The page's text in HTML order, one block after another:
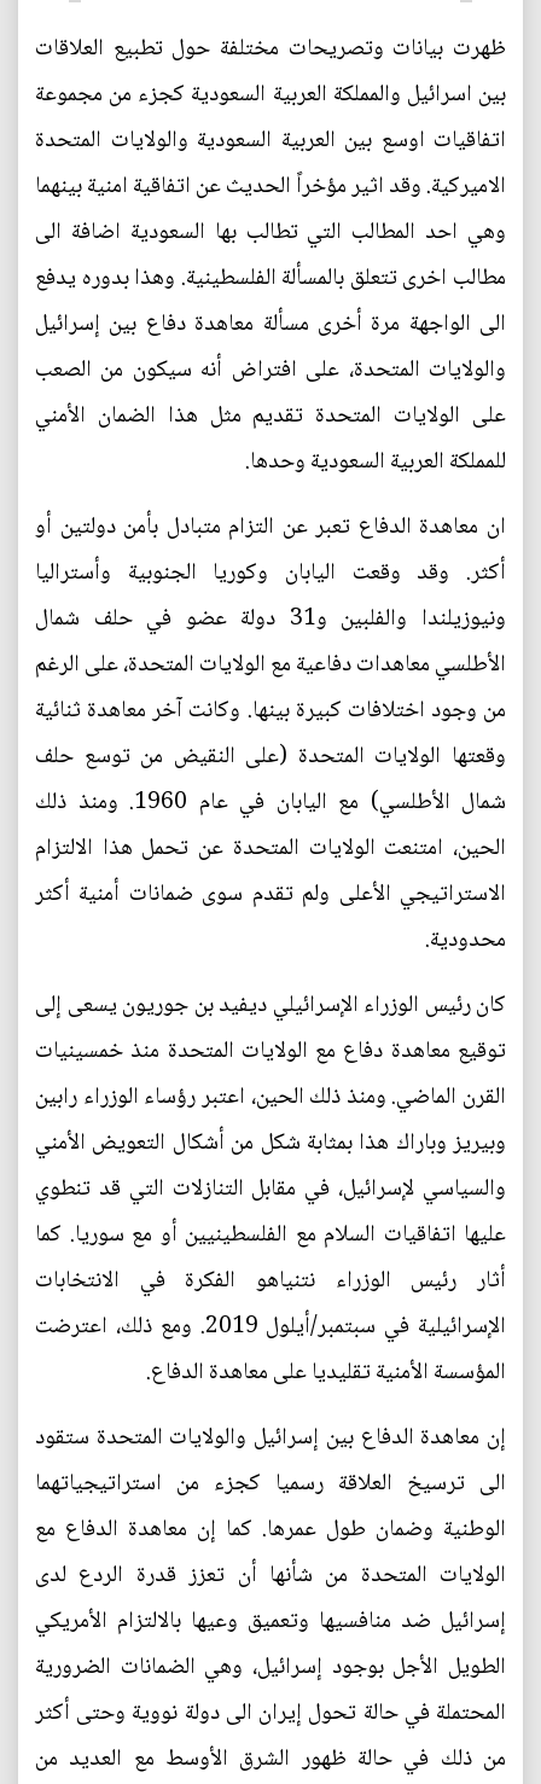
ظهرت بيانات وتصريحات مختلفة حول تطبيع العلاقات
بين اسرائيل والمملكة العربية السعودية كجزء من مجموعة
اتفاقيات اوسع بين العربية السعودية والولايات المتحدة
الاميركية. وقد اثير مؤخراً الحديث عن اتفاقية امنية بينهما
وهي احد المطالب التي تطالب بها السعودية اضافة الى
مطالب اخرى تتعلق بالمسألة الفلسطينية. وهذا بدوره يدفع
الى الواجهة مرة أخرى مسألة معاهدة دفاع بين إسرائيل
والولايات المتحدة، على افتراض أنه سيكون من الصعب
على الولايات المتحدة تقديم مثل هذا الضمان الأمني
للمملكة العربية السعودية وحدها.
ان معاهدة الدفاع تعبر عن التزام متبادل بأمن دولتين أو
أكثر. وقد وقعت اليابان وكوريا الجنوبية وأستراليا
ونيوزيلندا والفلبين و31 دولة عضو في حلف شمال
الأطلسي معاهدات دفاعية مع الولايات المتحدة، على الرغم
من وجود اختلافات كبيرة بينها. وكانت آخر معاهدة ثنائية
وقعتها الولايات المتحدة (على النقيض من توسع حلف
شمال الأطلسي) مع اليابان في عام 1960. ومنذ ذلك
الحين، امتنعت الولايات المتحدة عن تحمل هذا الالتزام
الاستراتيجي الأعلى ولم تقدم سوى ضمانات أمنية أكثر
محدودية.
كان رئيس الوزراء الإسرائيلي ديفيد بن جوريون يسعى إلى
توقيع معاهدة دفاع مع الولايات المتحدة منذ خمسينيات
القرن الماضي. ومنذ ذلك الحين، اعتبر رؤساء الوزراء رابين
وبيريز وباراك هذا بمثابة شكل من أشكال التعويض الأمني
والسياسي لإسرائيل، في مقابل التنازلات التي قد تنطوي
عليها اتفاقيات السلام مع الفلسطينيين أو مع سوريا. كما
أثار رئيس الوزراء نتنياهو الفكرة في الانتخابات
الإسرائيلية في سبتمبر/أيلول 2019. ومع ذلك، اعترضت
المؤسسة الأمنية تقليديا على معاهدة الدفاع.
إن معاهدة الدفاع بين إسرائيل والولايات المتحدة ستقود
الى ترسيخ العلاقة رسميا كجزء من استراتيجياتهما
الوطنية وضمان طول عمرها. كما إن معاهدة الدفاع مع
الولايات المتحدة من شأنها أن تعزز قدرة الردع لدى
إسرائيل ضد منافسيها وتعميق وعيها بالالتزام الأمريكي
الطويل الأجل بوجود إسرائيل، وهي الضمانات الضرورية
المحتملة في حالة تحول إيران الى دولة نووية وحتى أكثر
من ذلك في حالة ظهور الشرق الأوسط مع العديد من